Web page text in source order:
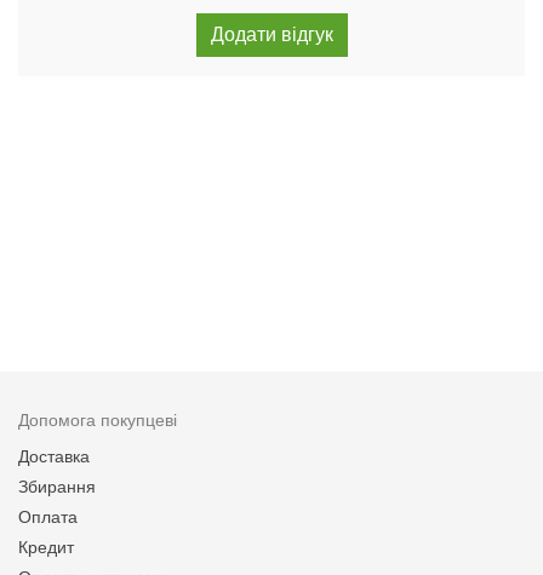
Допомога покупцеві
Доставка
Збирання
Оплата
Кредит